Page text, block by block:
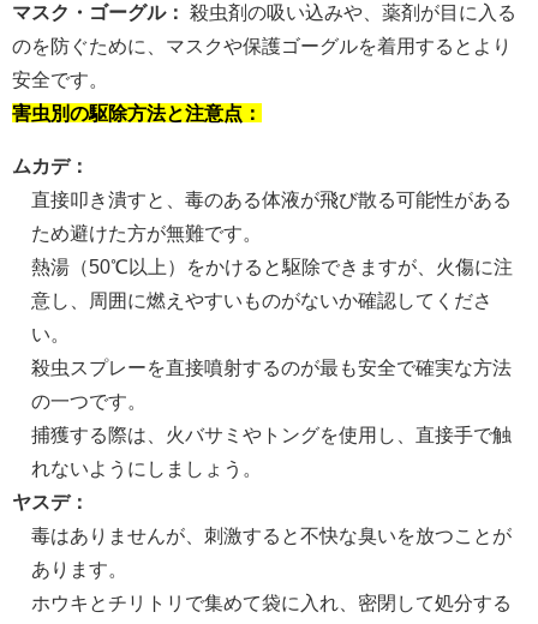
マスク・ゴーグル：
殺虫剤の吸い込みや、薬剤が目に入る
のを防ぐために、マスクや保護ゴーグルを着用するとより
安全です。
害虫別の駆除方法と注意点：
ムカデ：
直接叩き潰すと、毒のある体液が飛び散る可能性がある
ため避けた方が無難です。
熱湯（50℃以上）をかけると駆除できますが、火傷に注
意し、周囲に燃えやすいものがないか確認してくださ
い。
殺虫スプレーを直接噴射するのが最も安全で確実な方法
の一つです。
捕獲する際は、火バサミやトングを使用し、直接手で触
れないようにしましょう。
ヤスデ：
毒はありませんが、刺激すると不快な臭いを放つことが
あります。
ホウキとチリトリで集めて袋に入れ、密閉して処分する